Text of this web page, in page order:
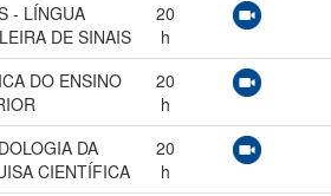
- LÍNGUA
DE SINAIS
20
h
DO ENSINO
20
h
DA
CIENTÍFICA
20
h